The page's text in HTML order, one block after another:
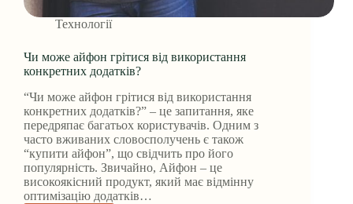
Технології
Чи може айфон грітися від використання
конкретних додатків?
“Чи може айфон грітися від використання
конкретних додатків?” – це запитання, яке
передряпає багатьох користувачів. Одним з
часто вживаних словосполучень є також
“купити айфон”, що свідчить про його
популярність. Звичайно, Айфон – це
високоякісний продукт, який має відмінну
оптимізацію додатків…